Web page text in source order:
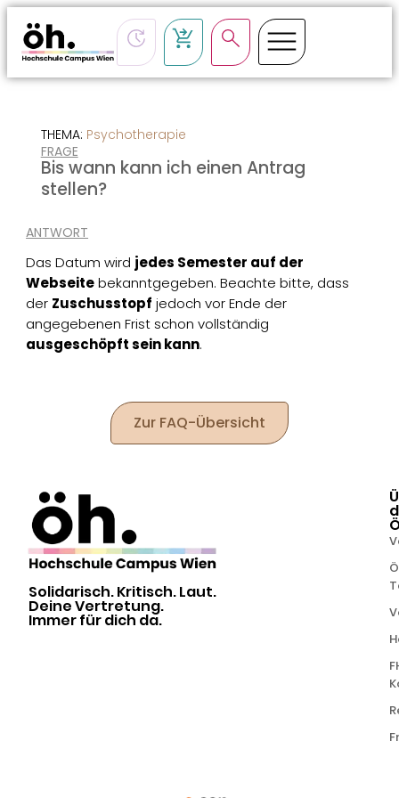
THEMA: Psychotherapie
FRAGE
Bis wann kann ich einen Antrag
stellen?
ANTWORT
Das Datum wird jedes Semester auf der
Webseitebekanntgegeben. Beachte bitte, dass
der Zuschusstopf jedoch vor Ende der
angegebenen Frist schon vollständig
ausgeschöpft sein kann.
Zur FAQ-Übersicht
Solidarisch. Kritisch. Laut.
Deine Vertretung.
Immer für dich da.